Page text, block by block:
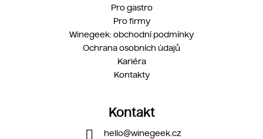
Pro gastro
Pro firmy
Winegeek: obchodní podmínky
Ochrana osobních údajů
Kariéra
Kontakty
Kontakt
hello@winegeek.cz